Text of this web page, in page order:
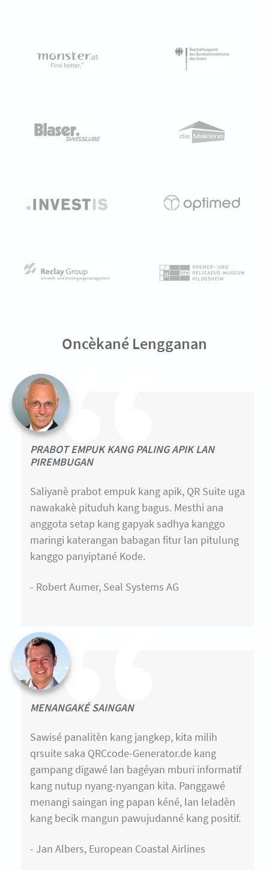
Oncèkané Lengganan
PRABOT EMPUK KANG PALING APIK LAN
PIREMBUGAN
Saliyanè prabot empuk kang apik, QR Suite uga
nawakakè pituduh kang bagus. Mesthi ana
anggota setap kang gapyak sadhya kanggo
maringi katerangan babagan fitur lan pitulung
kanggo panyiptané Kode.
- Robert Aumer, Seal Systems AG
MENANGAKÉ SAINGAN
Sawisé panalitèn kang jangkep, kita milih
qrsuite saka QRCcode-Generator.de kang
gampang digawé lan bagéyan mburi informatif
kang nutup nyang-nyangan kita. Panggawé
menangi saingan ing papan kéné, lan leladèn
kang becik mangun pawujudanné kang positif.
- Jan Albers, European Coastal Airlines